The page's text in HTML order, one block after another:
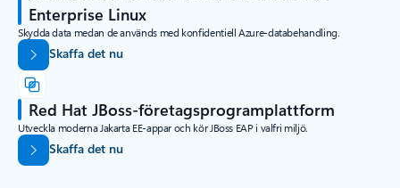
Enterprise Linux
Skydda data medan de används med konfidentiell Azure-databehandling.
Skaffa det nu
Red Hat JBoss-företagsprogramplattform
Utveckla moderna Jakarta EE-appar och kör JBoss EAP i valfri miljö.
Skaffa det nu